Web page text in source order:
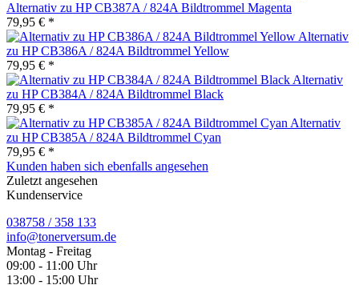
Alternativ zu HP CB387A / 824A Bildtrommel Magenta
79,95 € *
Alternativ
zu HP CB386A / 824A Bildtrommel Yellow
79,95 € *
Alternativ
zu HP CB384A / 824A Bildtrommel Black
79,95 € *
Alternativ
zu HP CB385A / 824A Bildtrommel Cyan
79,95 € *
Kunden haben sich ebenfalls angesehen
Zuletzt angesehen
Kundenservice
038758 / 358 133
info@tonerversum.de
Montag - Freitag
09:00 - 11:00 Uhr
13:00 - 15:00 Uhr